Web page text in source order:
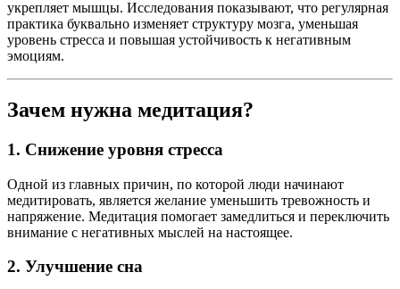
укрепляет мышцы. Исследования показывают, что регулярная
практика буквально изменяет структуру мозга, уменьшая
уровень стресса и повышая устойчивость к негативным
эмоциям.
Зачем нужна медитация?
1. Снижение уровня стресса
Одной из главных причин, по которой люди начинают
медитировать, является желание уменьшить тревожность и
напряжение. Медитация помогает замедлиться и переключить
внимание с негативных мыслей на настоящее.
2. Улучшение сна